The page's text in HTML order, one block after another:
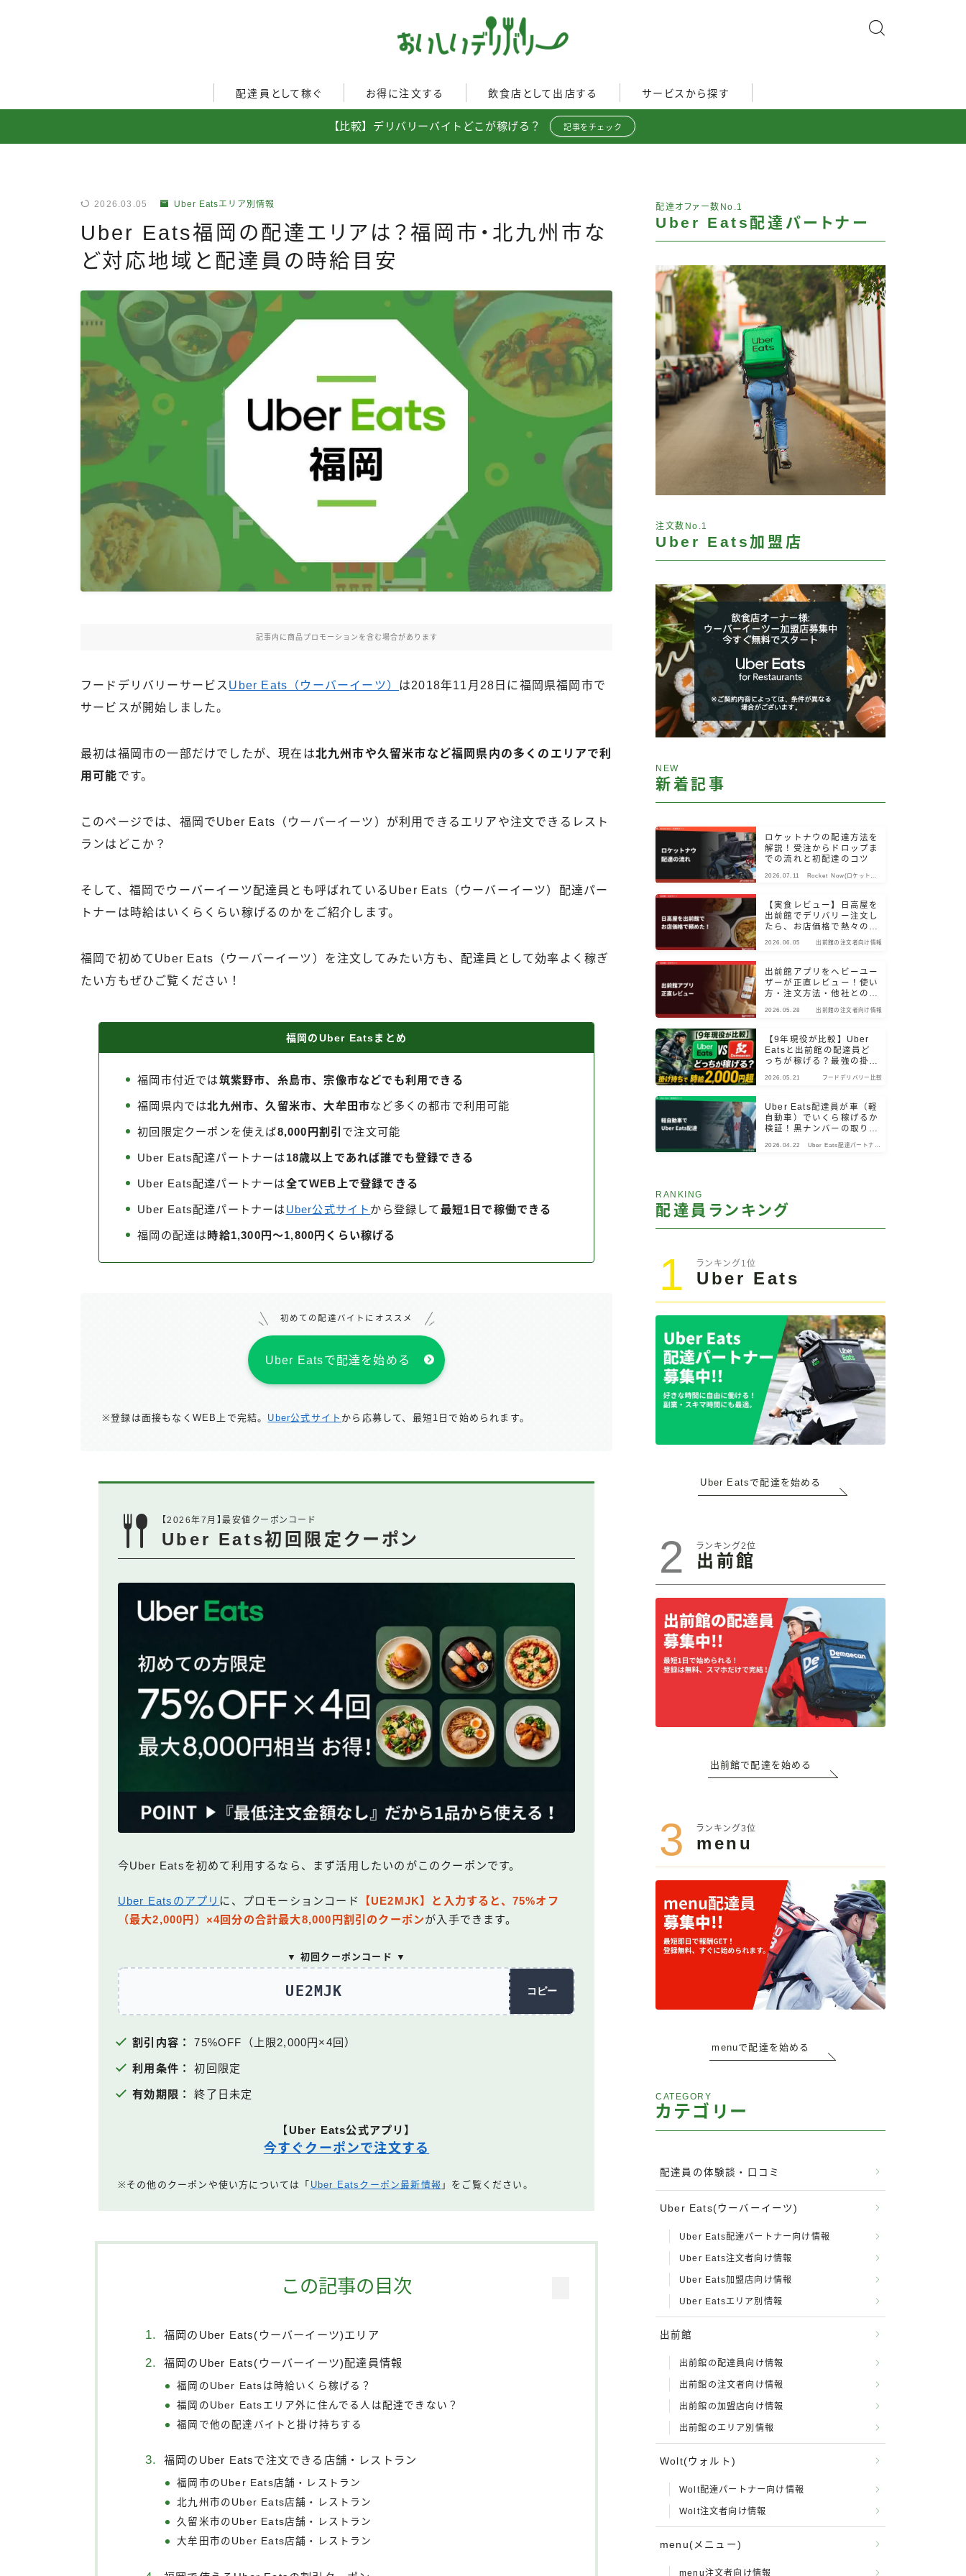
配達員として稼ぐ
配達員272人アンケート調査
配達員の体験談・口コミ
お得に注文する
Uber Eatsの注文ガイド
フードデリバリークーポン比
較
飲食店として出店する
Uber Eats加盟店ガイド
サービスから探す
Uber Eats
【比較】デリバリーバイトどこが稼げる？ 記事をチェック
2026.03.05 Uber Eatsエリア別情報
Uber Eats福岡の配達エリアは？福岡市・北九州市な
ど対応地域と配達員の時給目安
記事内に商品プロモーションを含む場合があります
フードデリバリーサービス Uber Eats（ウーバーイーツ） は2018年11月28日に福岡県福岡市で
サービスが開始しました。
最初は福岡市の一部だけでしたが、現在は北九州市や久留米市など福岡県内の多くのエリアで利
用可能です。
このページでは、福岡でUber Eats（ウーバーイーツ）が利用できるエリアや注文できるレスト
ランはどこか？
そして、福岡でウーバーイーツ配達員とも呼ばれているUber Eats（ウーバーイーツ）配達パー
トナーは時給はいくらくらい稼げるのかをご紹介します。
福岡で初めてUber Eats（ウーバーイーツ）を注文してみたい方も、配達員として効率よく稼ぎ
たい方もぜひご覧ください！
福岡のUber Eatsまとめ
福岡市付近では筑紫野市、糸島市、宗像市などでも利用できる
福岡県内では北九州市、久留米市、大牟田市など多くの都市で利用可能
初回限定クーポンを使えば8,000円割引 で注文可能
Uber Eats配達パートナーは18歳以上であれば誰でも登録できる
Uber Eats配達パートナーは全てWEB上で登録できる
Uber Eats配達パートナーはUber公式サイト から登録して最短1日で稼働できる
福岡の配達は時給1,300円～1,800円くらい稼げる
初めての配達バイトにオススメ
Uber Eatsで配達を始める
※登録は面接もなくWEB上で完結。 Uber公式サイト から応募して、最短1日で始められます。
【2026年7月】最安値クーポンコード
Uber Eats初回限定クーポン
今Uber Eatsを初めて利用するなら、まず活用したいのがこのクーポンです。
Uber Eatsのアプリ に、プロモーションコード
【UE2MJK】と入力すると、75%オフ
（最大2,000円）×4回分の合計最大8,000円割引のクーポンが入手できます。
▼ 初回クーポンコード ▼
UE2MJK コピー
割引内容： 75%OFF（上限2,000円×4回）
利用条件： 初回限定
有効期限： 終了日未定
【Uber Eats公式アプリ】
今すぐクーポンで注文する
※その他のクーポンや使い方については「 Uber Eatsクーポン最新情報 」をご覧ください。
この記事の目次
福岡のUber Eats(ウーバーイーツ)エリア
福岡のUber Eats(ウーバーイーツ)配達員情報
福岡のUber Eatsは時給いくら稼げる？
福岡のUber Eatsエリア外に住んでる人は配達できない？
福岡で他の配達バイトと掛け持ちする
福岡のUber Eatsで注文できる店舗・レストラン
福岡市のUber Eats店舗・レストラン
北九州市のUber Eats店舗・レストラン
久留米市のUber Eats店舗・レストラン
大牟田市のUber Eats店舗・レストラン
配達オファー数No.1
Uber Eats配達パートナー
注文数No.1
Uber Eats加盟店
NEW
新着記事
ロケットナウの配達方法を
解説！受注からドロップま
での流れと初配達のコツ
2026.07.11
Rocket Now(ロケットナ
【実食レビュー】日高屋を
出前館でデリバリー注文し
たら、お店価格で熱々のま
2026.06.05 出前館の注文者向け情報
出前館アプリをヘビーユー
ザーが正直レビュー！使い
方・注文方法・他社との違
2026.05.28 出前館の注文者向け情報
【9年現役が比較】Uber
Eatsと出前館の配達員ど
っちが稼げる？最強の掛け
2026.05.21 フードデリバリー比較
Uber Eats配達員が車（軽
自動車）でいくら稼げるか
検証！黒ナンバーの取り
2026.04.22
Uber Eats配達パートナー
RANKING
配達員ランキング
1 ランキング1位
Uber Eats
Uber Eatsで配達を始める
2 ランキング2位
出前館
出前館で配達を始める
3 ランキング3位
menu
menuで配達を始める
CATEGORY
カテゴリー
配達員の体験談・口コミ
Uber Eats(ウーバーイーツ)
Uber Eats配達パートナー向け情報
Uber Eats注文者向け情報
Uber Eats加盟店向け情報
Uber Eatsエリア別情報
出前館
出前館の配達員向け情報
出前館の注文者向け情報
出前館の加盟店向け情報
出前館のエリア別情報
Wolt(ウォルト)
Wolt配達パートナー向け情報
Wolt注文者向け情報
menu(メニュー)
menu注文者向け情報